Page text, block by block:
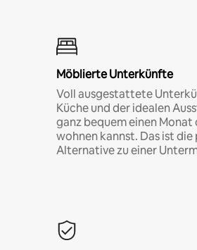
Möblierte Unterkünfte
Voll ausgestattete
Küche und der idealen
ganz bequem einen
wohnen kannst. Das ist
Alternative zu einer